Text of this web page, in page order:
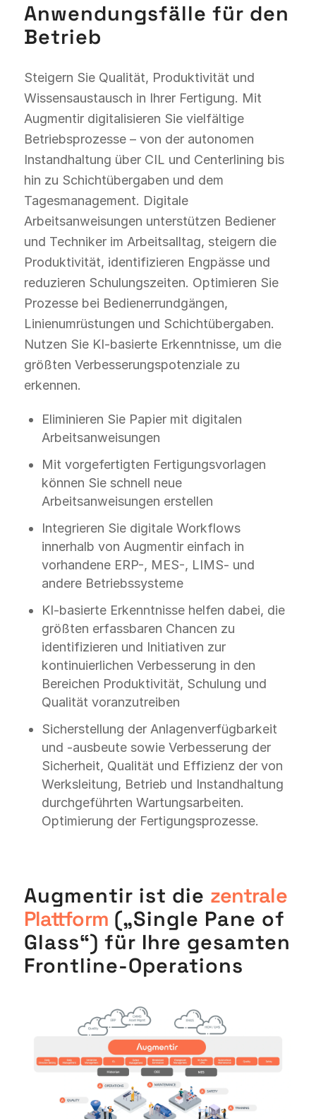
Anwendungsfälle für den
Betrieb
Steigern Sie Qualität, Produktivität und
Wissensaustausch in Ihrer Fertigung. Mit
Augmentir digitalisieren Sie vielfältige
Betriebsprozesse – von der autonomen
Instandhaltung über CIL und Centerlining bis
hin zu Schichtübergaben und dem
Tagesmanagement. Digitale
Arbeitsanweisungen unterstützen Bediener
und Techniker im Arbeitsalltag, steigern die
Produktivität, identifizieren Engpässe und
reduzieren Schulungszeiten. Optimieren Sie
Prozesse bei Bedienerrundgängen,
Linienumrüstungen und Schichtübergaben.
Nutzen Sie KI-basierte Erkenntnisse, um die
größten Verbesserungspotenziale zu
erkennen.
Eliminieren Sie Papier mit digitalen
Arbeitsanweisungen
Mit vorgefertigten Fertigungsvorlagen
können Sie schnell neue
Arbeitsanweisungen erstellen
Integrieren Sie digitale Workflows
innerhalb von Augmentir einfach in
vorhandene ERP-, MES-, LIMS- und
andere Betriebssysteme
KI-basierte Erkenntnisse helfen dabei, die
größten erfassbaren Chancen zu
identifizieren und Initiativen zur
kontinuierlichen Verbesserung in den
Bereichen Produktivität, Schulung und
Qualität voranzutreiben
Sicherstellung der Anlagenverfügbarkeit
und -ausbeute sowie Verbesserung der
Sicherheit, Qualität und Effizienz der von
Werksleitung, Betrieb und Instandhaltung
durchgeführten Wartungsarbeiten.
Optimierung der Fertigungsprozesse.
Augmentir ist die zentrale
Plattform („Single Pane of
Glass“) für Ihre gesamten
Frontline-Operations